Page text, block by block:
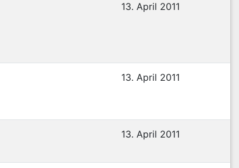
13. April 2011
13. April 2011
13. April 2011